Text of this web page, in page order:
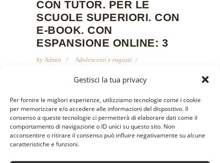
Gestisci la tua privacy
Per fornire le migliori esperienze, utilizziamo tecnologie come i cookie
per memorizzare e/o accedere alle informazioni del dispositivo. Il
consenso a queste tecnologie ci permetterà di elaborare dati come il
comportamento di navigazione o ID unici su questo sito. Non
acconsentire o ritirare il consenso può influire negativamente su alcune
caratteristiche e funzioni.
CON TUTOR. PER LE
SCUOLE SUPERIORI. CON
E-BOOK. CON
ESPANSIONE ONLINE: 3
byAdmin
Adolescenti e ragazzi
Matematica.azzurro. Con tutor. Per le Scuole
superiori. Con e-book. Con espansione
online: 3 ST E WB matematica.azzurro 2ed 3
(ldm) || per maggiori informazioni e per
specificare il colore o il modello contattateci
subito List Price: EUR 26,50 Price: